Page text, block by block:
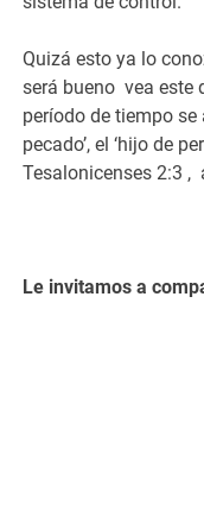
Quizá esto ya lo
será bueno vea este
período de tiempo se
pecado’, el ‘hijo de
Tesalonicenses 2:3 ,
Le invitamos a